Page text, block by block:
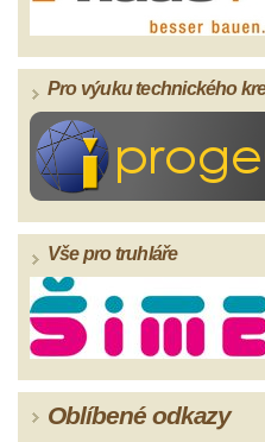
Pro výuku technického
Vše pro truhláře
Oblíbené odkazy